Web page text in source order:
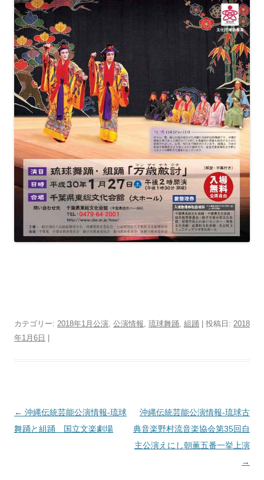
カテゴリー: 2018年1月公演 公演情報 琉球舞踊 組踊 | 投稿日: 2018
年1月6日 |
投
稿
← 沖縄伝統芸能公演情報‐琉球
舞踊と組踊 国立文楽劇場
沖縄伝統芸能公演情報‐琉球古
典音楽野村流音楽協会第35回自
主公演えにし朝薫五番一挙上演
→